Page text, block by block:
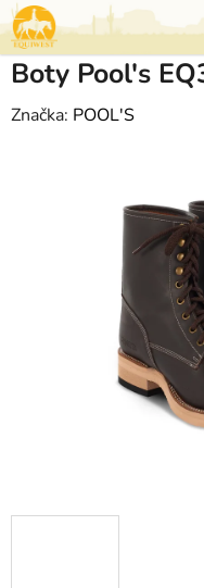
Přejít
na
obsah
Boty Pool's
Značka: POOL'S